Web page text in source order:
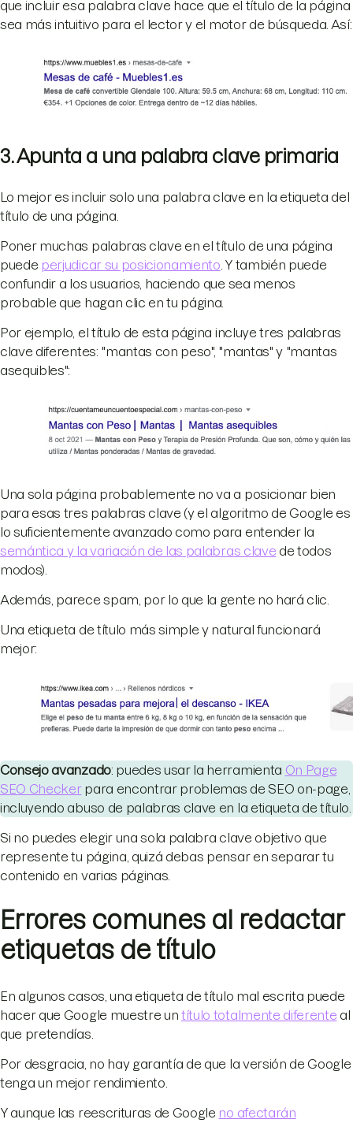
que incluir esa palabra clave hace que el título de la página
sea más intuitivo para el lector y el motor de búsqueda. Así:
3. Apunta a una palabra clave primaria
Lo mejor es incluir solo una palabra clave en la etiqueta del
título de una página.
Poner muchas palabras clave en el título de una página
puede perjudicar su posicionamiento . Y también puede
confundir a los usuarios, haciendo que sea menos
probable que hagan clic en tu página.
Por ejemplo, el título de esta página incluye tres palabras
clave diferentes: "mantas con peso", "mantas" y "mantas
asequibles":
Una sola página probablemente no va a posicionar bien
para esas tres palabras clave (y el algoritmo de Google es
lo suficientemente avanzado como para entender la
semántica y la variación de las palabras clave de todos
modos).
Además, parece spam, por lo que la gente no hará clic.
Una etiqueta de título más simple y natural funcionará
mejor:
Consejo avanzado: puedes usar la herramienta On Page
SEO Checkerpara encontrar problemas de SEO on-page,
incluyendo abuso de palabras clave en la etiqueta de título.
Si no puedes elegir una sola palabra clave objetivo que
represente tu página, quizá debas pensar en separar tu
contenido en varias páginas.
Errores comunes al redactar
etiquetas de título
En algunos casos, una etiqueta de título mal escrita puede
hacer que Google muestre untítulo totalmente diferente al
que pretendías.
Por desgracia, no hay garantía de que la versión de Google
tenga un mejor rendimiento.
Y aunque las reescrituras de Google no afectarán